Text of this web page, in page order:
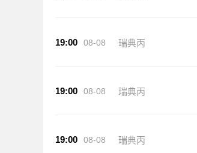
19:00 08-08 瑞典丙
19:00 08-08 瑞典丙
19:00 08-08 瑞典丙